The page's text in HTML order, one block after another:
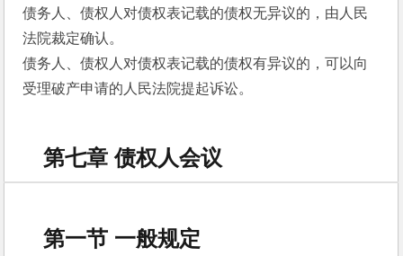
债务人、债权人对债权表记载的债权无异议的，由人民
法院裁定确认。
债务人、债权人对债权表记载的债权有异议的，可以向
受理破产申请的人民法院提起诉讼。
第七章 债权人会议
第一节 一般规定